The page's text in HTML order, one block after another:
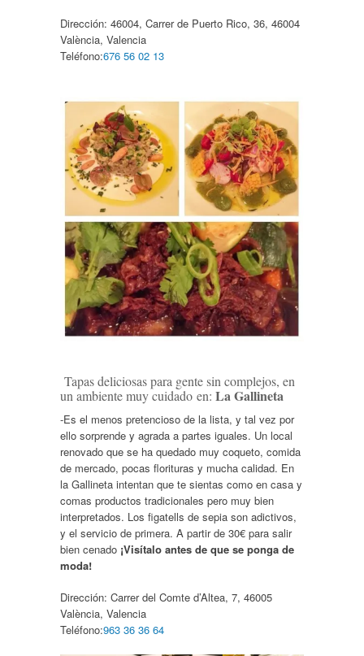
Dirección: 46004, Carrer de Puerto Rico, 36, 46004
València, Valencia
Teléfono:676 56 02 13
Tapas deliciosas para gente sin complejos, en
un ambiente muy cuidado en: La Gallineta
-Es el menos pretencioso de la lista, y tal vez por
ello sorprende y agrada a partes iguales. Un local
renovado que se ha quedado muy coqueto, comida
de mercado, pocas florituras y mucha calidad. En
la Gallineta intentan que te sientas como en casa y
comas productos tradicionales pero muy bien
interpretados. Los figatells de sepia son adictivos,
y el servicio de primera. A partir de 30€ para salir
bien cenado¡Visítalo antes de que se ponga de
moda!
Dirección: Carrer del Comte d’Altea, 7, 46005
València, Valencia
Teléfono:963 36 36 64